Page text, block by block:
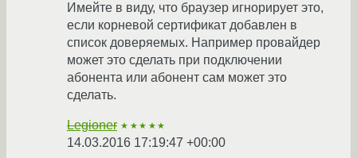
Имейте в виду, что браузер игнорирует это,
если корневой сертификат добавлен в
список доверяемых. Например провайдер
может это сделать при подключении
абонента или абонент сам может это
сделать.
Legioner ★★★★★
14.03.2016 17:19:47 +00:00